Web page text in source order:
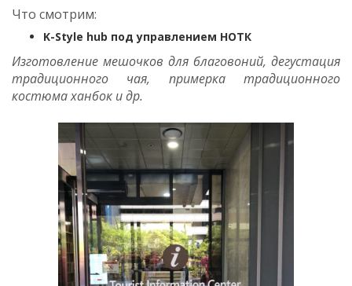
Что смотрим:
K-Style hub под управлением НОТК
Изготовление мешочков для благовоний, дегустация
традиционного чая, примерка традиционного
костюма ханбок и др.